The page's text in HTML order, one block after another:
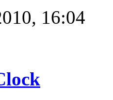
16:04